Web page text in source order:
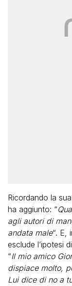
Ricordando la
ha aggiunto: “
agli autori di
andata male“. E,
esclude l’ipotesi
“Il mio amico
dispiace molto,
Lui dice di no a